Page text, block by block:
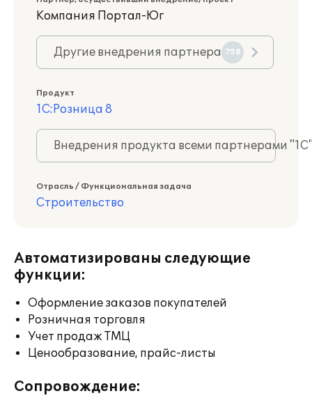
Компания Портал-Юг
Другие внедрения партнера 758
Продукт
1С:Розница 8
Внедрения продукта всеми партнерами
Отрасль / Функциональная задача
Строительство
Автоматизированы следующие
функции:
Оформление заказов покупателей
Розничная торговля
Учет продаж ТМЦ
Ценообразование, прайс-листы
Сопровождение: